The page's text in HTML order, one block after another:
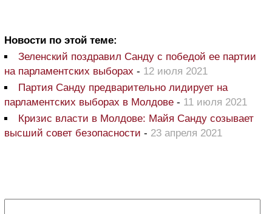
Новости по этой теме:
Зеленский поздравил Санду с победой ее партии
на парламентских выборах - 12 июля 2021
Партия Санду предварительно лидирует на
парламентских выборах в Молдове - 11 июля 2021
Кризис власти в Молдове: Майя Санду созывает
высший совет безопасности - 23 апреля 2021